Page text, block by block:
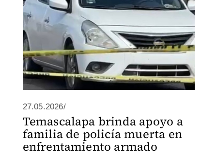
27.05.2026/
Temascalapa brinda apoyo a
familia de policía muerta en
enfrentamiento armado